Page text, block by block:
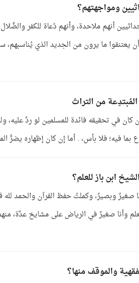
ومواجهتهم؟
أنهم ملاحدة، وأنهم دُعاة للكفر
يعتنقوا ما يرون من الجديد الذي
من التراث
في تحقيقه فائدة للمسلمين لو ردَّ عليه،
بما فيه؛ فلا بأس، . أما إن كان إظهاره يضرُّ
ابن باز للعلم؟
صغيرٌ وبصيرٌ، وكملتُ حفظ القرآن والحمد لله
وأنا صغيرٌ في الرياض على مشايخ عدَّة،
والموقف منها؟